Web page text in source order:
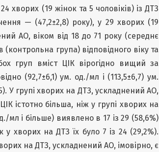
хворих (19 жінок та 5 чоловіків) із ДТЗ
— (47,2±2,8) року), у 29 хворих (19
АО, віком від 18 до 71 року (середнє
група) відповідного віку та
груп вміст ЦІК вірогідно вищий за
(92,7±6,1) ум. од./мл і (113,5±6,7) ум.
У групі хворих на ДТЗ, ускладнений АО,
істотно більша, ніж у групі хворих на
мл і більше) виявлено в 17 із 29 (58,6%)
хворих на ДТЗ їх було 7 із 24 (29,2%).
на ДТЗ, ускладнений АО, імовірно, є